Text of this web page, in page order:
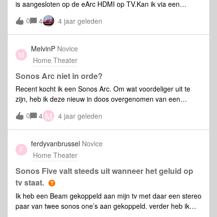
is aangesloten op de eArc HDMI op TV.Kan ik via een
Marmitek AH31 (tulp naar HDMI) connector een
platenspeler aansluiten op een vrije HDMI op mijn tv. Zo ja,
kan ik dan het geluid van de platenspeler beluisteren via
mijn Arc/Sub ?
0 4 4 jaar geleden
M
MelvinP Novice
Home Theater
Sonos Arc niet in orde?
Recent kocht ik een Sonos Arc. Om wat voordeliger uit te
zijn, heb ik deze nieuw in doos overgenomen van een
particulier.Alles komt goed over en de installatie verliep
vlekkeloos, zoals ik van mijn andere Sonos-producten ken.
Na een paar dagen viel het mij op dat er een zeer, zeer
kleine beschadiging aan de linkerkant zit. Het mag bijna
geen naam hebben, maar bij een nieuw product verwacht ik
dat niet.Vandaag viel mij nog iets op. In het vak bij de
aansluitingen staat het Arc-logo niet in het groot gedrukt,
zoals ik wel op alle online afbeeldingen terugzie. Zonder
knop en ethernet-aansluiting staan. In plaats daarvan staat
de tekst alleen in het bovenste gedeelte, bij het
0 4 M 4 jaar geleden
F
ferdyvanbrussel Novice
Home Theater
Sonos Five valt steeds uit wanneer het geluid op
tv staat.
Ik heb een Beam gekoppeld aan mijn tv met daar een stereo
paar van twee sonos one’s aan gekoppeld. verder heb ik